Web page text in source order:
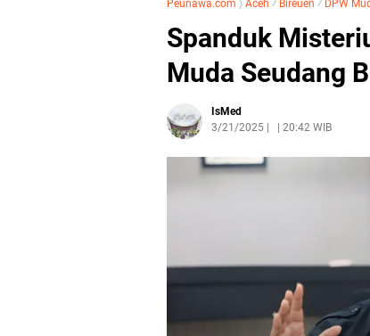
Peunawa.com 〉 Aceh ⁄ Bireuen ⁄ DPW
Spanduk
Muda Seudang
IsMed
3/21/2025
20:42 WIB